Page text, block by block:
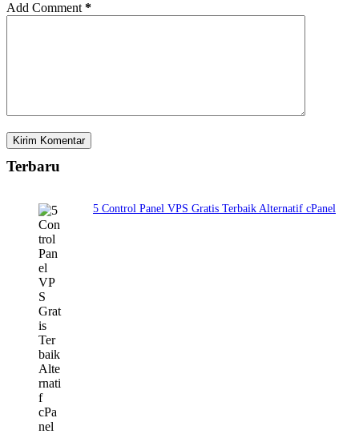
Add Comment *
Kirim Komentar
Terbaru
5 Control Panel VPS Gratis Terbaik Alternatif cPanel